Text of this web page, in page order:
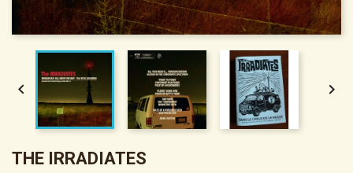
 
THE IRRADIATES